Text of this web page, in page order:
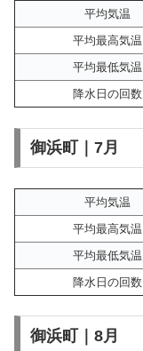
平均気温
平均最高気温
平均最低気温
降水日の回数
御浜町｜7月
平均気温
平均最高気温
平均最低気温
降水日の回数
御浜町｜8月